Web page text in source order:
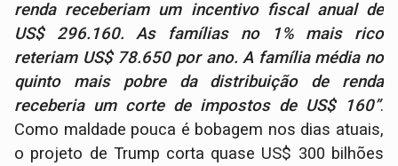
renda receberiam um incentivo fiscal anual de
US$ 296.160. As famílias no 1% mais rico
reteriam US$ 78.650 por ano. A família média no
quinto mais pobre da distribuição de renda
receberia um corte de impostos de US$ 160”.
Como maldade pouca é bobagem nos dias atuais,
o projeto de Trump corta quase US$ 300 bilhões